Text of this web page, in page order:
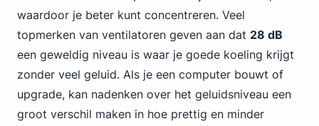
waardoor je beter kunt concentreren. Veel
topmerken van ventilatoren geven aan dat 28 dB
een geweldig niveau is waar je goede koeling krijgt
zonder veel geluid. Als je een computer bouwt of
upgrade, kan nadenken over het geluidsniveau een
groot verschil maken in hoe prettig en minder